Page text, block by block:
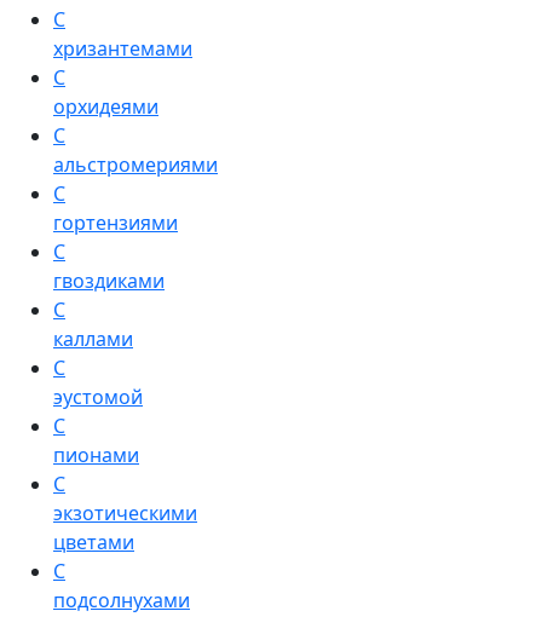
С
хризантемами
С
орхидеями
С
альстромериями
С
гортензиями
С
гвоздиками
С
каллами
С
эустомой
С
пионами
С
экзотическими
цветами
С
подсолнухами